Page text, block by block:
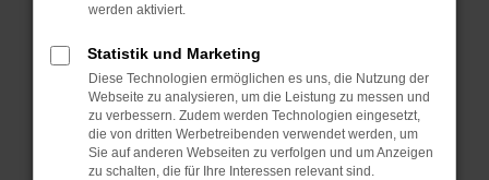
Manche Erweiterungen, wie Werbeblocker, können
Funktioniert die Seite in einem anderen Browser
oder in einem privaten Fenster?
Starte dein Gerät neu.
Das kann manchmal helfen, vorübergehende
Probleme zu beheben.
werden aktiviert.
Statistik und Marketing
Diese Technologien ermöglichen es uns, die Nutzung der
Webseite zu analysieren, um die Leistung zu messen und
zu verbessern. Zudem werden Technologien eingesetzt,
die von dritten Werbetreibenden verwendet werden, um
Sie auf anderen Webseiten zu verfolgen und um Anzeigen
zu schalten, die für Ihre Interessen relevant sind.